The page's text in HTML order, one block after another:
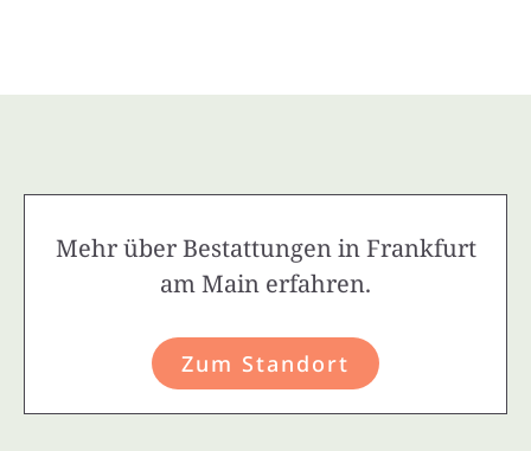
Mehr über Bestattungen in Frankfurt
am Main erfahren.
Zum Standort